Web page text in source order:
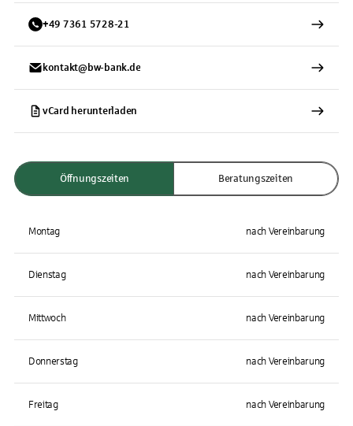
+49 7361 5728-21
kontakt@bw-bank.de
vCard herunterladen
Öffnungszeiten Beratungszeiten
Montag nach Vereinbarung
Dienstag nach Vereinbarung
Mittwoch nach Vereinbarung
Donnerstag nach Vereinbarung
Freitag nach Vereinbarung